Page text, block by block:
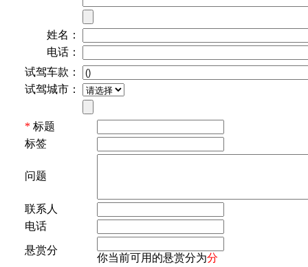
姓名：
电话：
试驾车款：
试驾城市：
* 标题
标签
问题
联系人
电话
悬赏分
你当前可用的悬赏分为分